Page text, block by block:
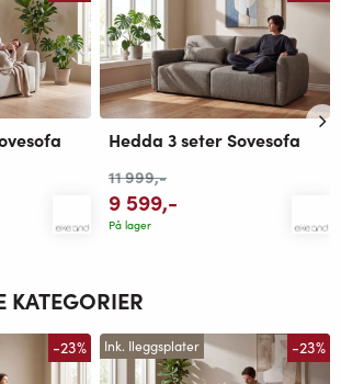
Hedda 3 seter Sovesofa
11 999,-
9 599,-
På lager
-23% Ink. Ileggsplater -23%